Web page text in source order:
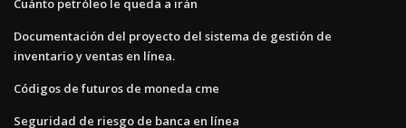
Cuánto petróleo le queda a irán
Documentación del proyecto del sistema de gestión de
inventario y ventas en línea.
Códigos de futuros de moneda cme
Seguridad de riesgo de banca en línea